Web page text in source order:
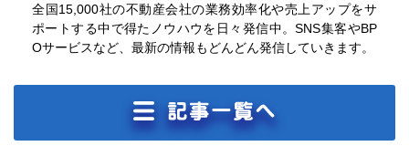
全国15,000社の不動産会社の業務効率化や売上アップをサ
ポートする中で得たノウハウを日々発信中。SNS集客やBP
Oサービスなど、最新の情報もどんどん発信していきます。